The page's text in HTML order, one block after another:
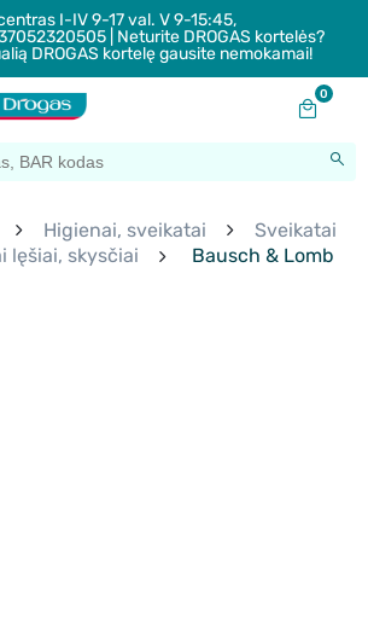
I-IV 9-17 val. V 9-15:45,
| Neturite DROGAS kortelės?
DROGAS kortelę gausite nemokamai!
0
Higienai, sveikatai
Sveikatai
lęšiai, skysčiai
Bausch & Lomb